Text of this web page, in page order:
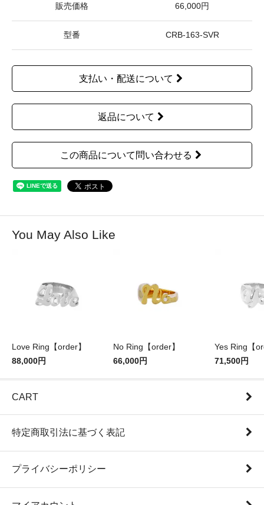
販売価格 66,000円
型番 CRB-163-SVR
支払い・配送について
返品について
この商品について問い合わせる
You May Also Like
Love Ring【order】
88,000円
No Ring【order】
66,000円
Yes Ring【
71,500円
CART
特定商取引法に基づく表記
プライバシーポリシー